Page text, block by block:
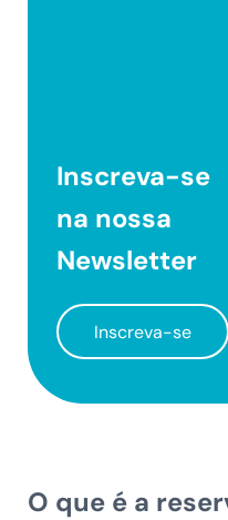
Inscreva-se
na nossa
Newsletter
Inscreva-se
O que é a